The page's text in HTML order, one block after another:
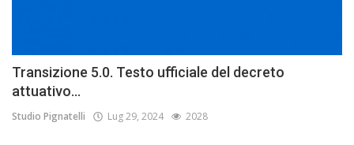
Transizione 5.0. Testo ufficiale del decreto
attuativo...
Studio Pignatelli Lug 29, 2024 2028